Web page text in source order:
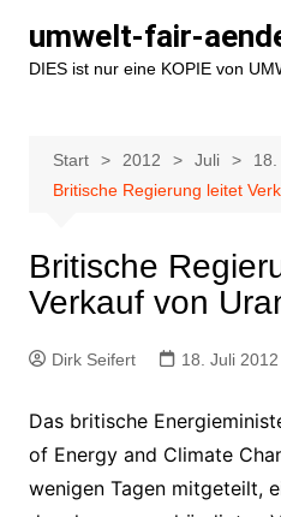
Inhalt
springen
umwelt-fair-
DIES ist nur eine KOPIE von
Start 2012 Juli
18.
Britische Regierung leitet
Britische
Verkauf von
Dirk Seifert 18. Juli 2012
Das britische
of Energy and Climate
wenigen Tagen mitgeteilt,